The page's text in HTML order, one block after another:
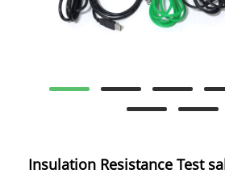
Insulation Resistance Test